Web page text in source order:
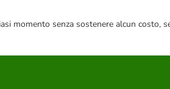
momento senza sostenere alcun costo,